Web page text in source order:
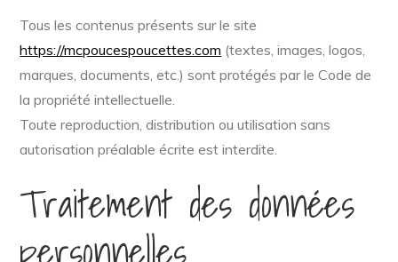
Tous les contenus présents sur le site
https://mcpoucespoucettes.com (textes, images, logos,
marques, documents, etc.) sont protégés par le Code de
la propriété intellectuelle.
Toute reproduction, distribution ou utilisation sans
autorisation préalable écrite est interdite.
Traitement des données